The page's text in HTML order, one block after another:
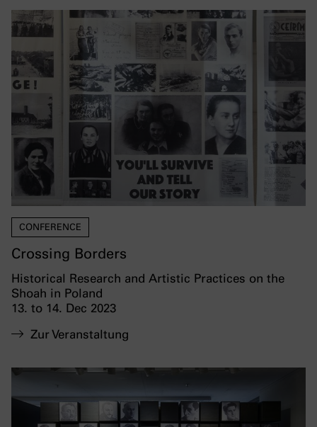
CONFERENCE
Crossing Borders
Historical Research and Artistic Practices on the
Shoah in Poland
13. to 14. Dec 2023
Zur Veranstaltung